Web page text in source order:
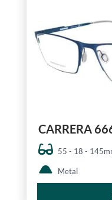
CARRERA
55 - 18 -
Metal